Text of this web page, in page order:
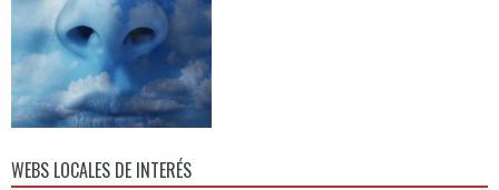
WEBS LOCALES DE INTERÉS